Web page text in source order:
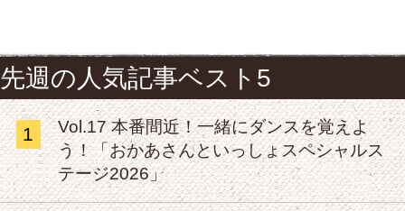
先週の人気記事ベスト5
1
Vol.17 本番間近！一緒にダンスを覚えよ
う！「おかあさんといっしょスペシャルス
テージ2026」